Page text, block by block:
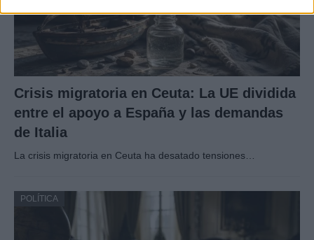
Crisis migratoria en Ceuta: La UE dividida
entre el apoyo a España y las demandas
de Italia
La crisis migratoria en Ceuta ha desatado tensiones…
POLÍTICA